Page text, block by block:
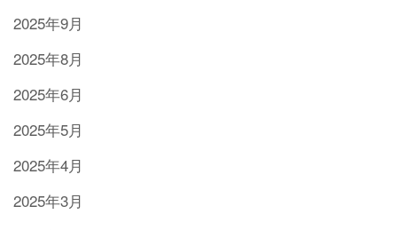
2025年9月
2025年8月
2025年6月
2025年5月
2025年4月
2025年3月